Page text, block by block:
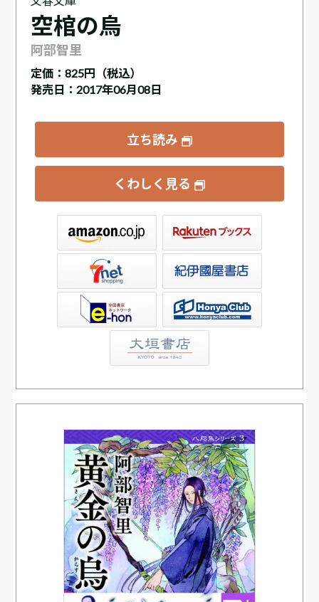
空棺の烏
阿部智里
定価： 825円（税込）
発売日：2017年06月08日
立ち読み
くわしく見る
書店ウェブストア